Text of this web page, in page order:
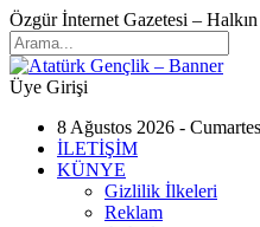
Özgür İnternet Gazetesi –
Üye Girişi
8 Ağustos 2026 -
İLETİŞİM
KÜNYE
Gizlilik İlkeleri
Reklam